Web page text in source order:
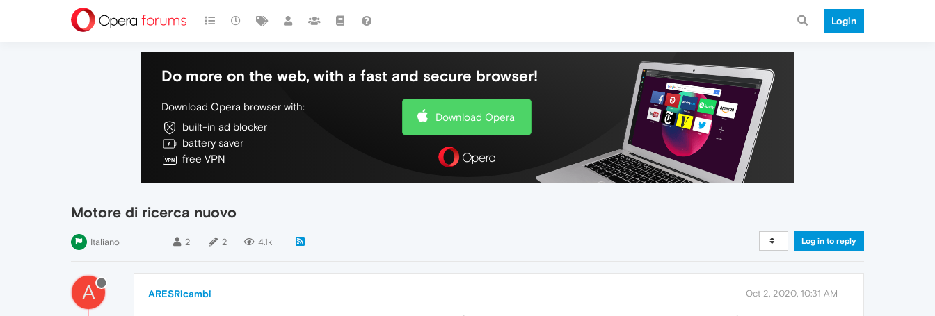
Login
Do more on the web, with a fast and secure browser!
Download Opera browser with:
built-in ad blocker
battery saver
free VPN
Download Opera
Motore di ricerca nuovo
Italiano 2 2 4.1k Log in to reply
A ARESRicambi Oct 2, 2020, 10:31 AM